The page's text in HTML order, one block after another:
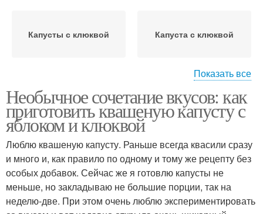
Капусты с клюквой Капуста с клюквой
Фрукты вместо яблок Капуста с яблоками
Капусты на зиму Капуста с уксусом
Показать все
Необычное сочетание вкусов: как
приготовить квашеную капусту с
яблоком и клюквой
Люблю квашеную капусту. Раньше всегда квасили сразу
и много и, как правило по одному и тому же рецепту без
особых добавок. Сейчас же я готовлю капусты не
меньше, но закладываю не большие порции, так на
неделю-две. При этом очень люблю экспериментировать